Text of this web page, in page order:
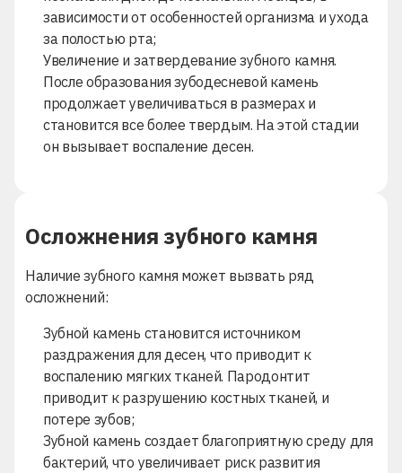
зависимости от особенностей организма и ухода
за полостью рта;
Увеличение и затвердевание зубного камня.
После образования зубодесневой камень
продолжает увеличиваться в размерах и
становится все более твердым. На этой стадии
он вызывает воспаление десен.
Осложнения зубного камня
Наличие зубного камня может вызвать ряд
осложнений:
Зубной камень становится источником
раздражения для десен, что приводит к
воспалению мягких тканей. Пародонтит
приводит к разрушению костных тканей, и
потере зубов;
Зубной камень создает благоприятную среду для
бактерий, что увеличивает риск развития